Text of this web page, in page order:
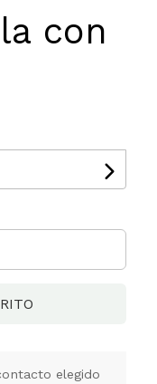
con
elegido